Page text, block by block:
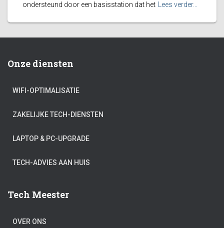
ondersteund door een basisstation dat het
Lees verder…
Onze diensten
WIFI-OPTIMALISATIE
ZAKELIJKE TECH-DIENSTEN
LAPTOP & PC-UPGRADE
TECH-ADVIES AAN HUIS
Tech Meester
OVER ONS